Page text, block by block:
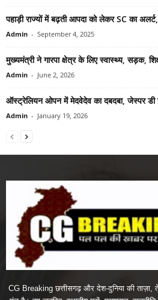
पहाड़ी राज्यों में बढ़ती आपदा को लेकर SC का
Admin - September 4, 2025
मुख्यमंत्री ने गारपा क्षेत्र के लिए स्वास्थ्य, सड़क,
Admin - June 2, 2026
ऑस्ट्रेलियन ओपन में मेदवेदेव का दबदबा, जेस्पर डी
Admin - January 19, 2026
CG Breaking छत्तीसगढ़ और देश-दुनिया की ताज़ा,